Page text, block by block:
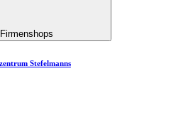
Stefelmanns